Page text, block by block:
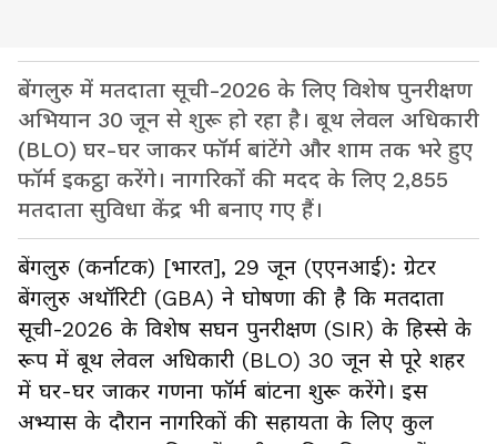
बेंगलुरु में मतदाता सूची-2026 के लिए विशेष पुनरीक्षण
अभियान 30 जून से शुरू हो रहा है। बूथ लेवल अधिकारी
(BLO) घर-घर जाकर फॉर्म बांटेंगे और शाम तक भरे हुए
फॉर्म इकट्ठा करेंगे। नागरिकों की मदद के लिए 2,855
मतदाता सुविधा केंद्र भी बनाए गए हैं।
बेंगलुरु (कर्नाटक) [भारत], 29 जून (एएनआई): ग्रेटर
बेंगलुरु अथॉरिटी (GBA) ने घोषणा की है कि मतदाता
सूची-2026 के विशेष सघन पुनरीक्षण (SIR) के हिस्से के
रूप में बूथ लेवल अधिकारी (BLO) 30 जून से पूरे शहर
में घर-घर जाकर गणना फॉर्म बांटना शुरू करेंगे। इस
अभ्यास के दौरान नागरिकों की सहायता के लिए कुल